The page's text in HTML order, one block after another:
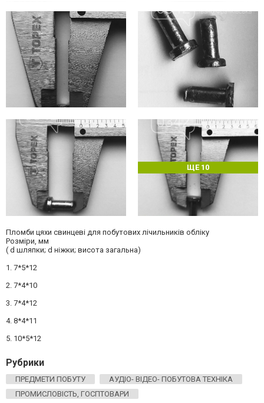
ЩЕ 10
Пломби цяхи свинцеві для побутових лічильників обліку
Розміри, мм
( d шляпки; d ніжки; висота загальна)
1. 7*5*12
2. 7*4*10
3. 7*4*12
4. 8*4*11
5. 10*5*12
Рубрики
ПРЕДМЕТИ ПОБУТУ
АУДІО- ВІДЕО- ПОБУТОВА ТЕХНІКА
ПРОМИСЛОВІСТЬ, ГОСПТОВАРИ